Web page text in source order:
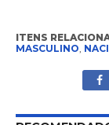
ITENS
MASCULINO,